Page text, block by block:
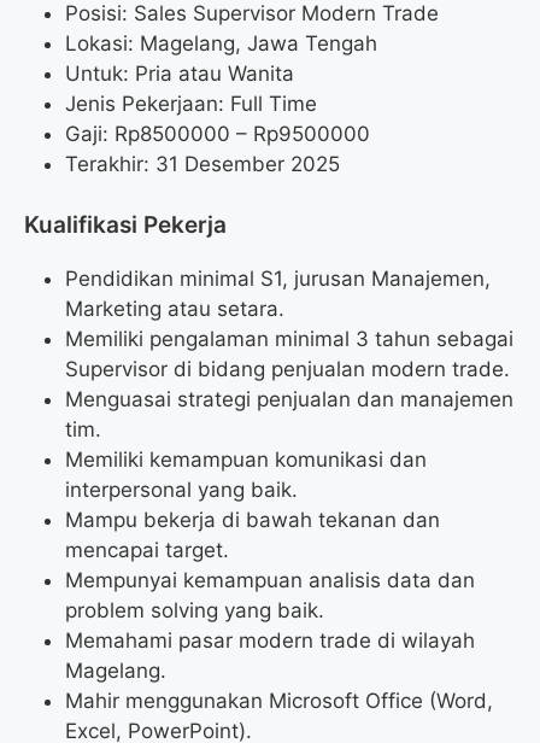
Posisi: Sales Supervisor Modern Trade
Lokasi: Magelang, Jawa Tengah
Untuk: Pria atau Wanita
Jenis Pekerjaan: Full Time
Gaji: Rp8500000 – Rp9500000
Terakhir: 31 Desember 2025
Kualifikasi Pekerja
Pendidikan minimal S1, jurusan Manajemen,
Marketing atau setara.
Memiliki pengalaman minimal 3 tahun sebagai
Supervisor di bidang penjualan modern trade.
Menguasai strategi penjualan dan manajemen
tim.
Memiliki kemampuan komunikasi dan
interpersonal yang baik.
Mampu bekerja di bawah tekanan dan
mencapai target.
Mempunyai kemampuan analisis data dan
problem solving yang baik.
Memahami pasar modern trade di wilayah
Magelang.
Mahir menggunakan Microsoft Office (Word,
Excel, PowerPoint).